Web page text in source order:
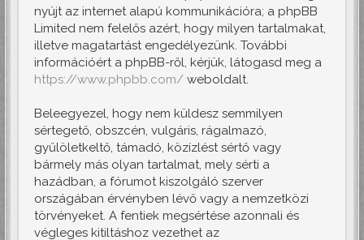
nyújt az internet alapú kommunikációra; a phpBB
Limited nem felelős azért, hogy milyen tartalmakat,
illetve magatartást engedélyezünk. További
információért a phpBB-ről, kérjük, látogasd meg a
https://www.phpbb.com/ weboldalt.
Beleegyezel, hogy nem küldesz semmilyen
sértegető, obszcén, vulgáris, rágalmazó,
gyűlöletkeltő, támadó, közízlést sértő vagy
bármely más olyan tartalmat, mely sérti a
hazádban, a fórumot kiszolgáló szerver
országában érvényben lévő vagy a nemzetközi
törvényeket. A fentiek megsértése azonnali és
végleges kitiltáshoz vezethet az